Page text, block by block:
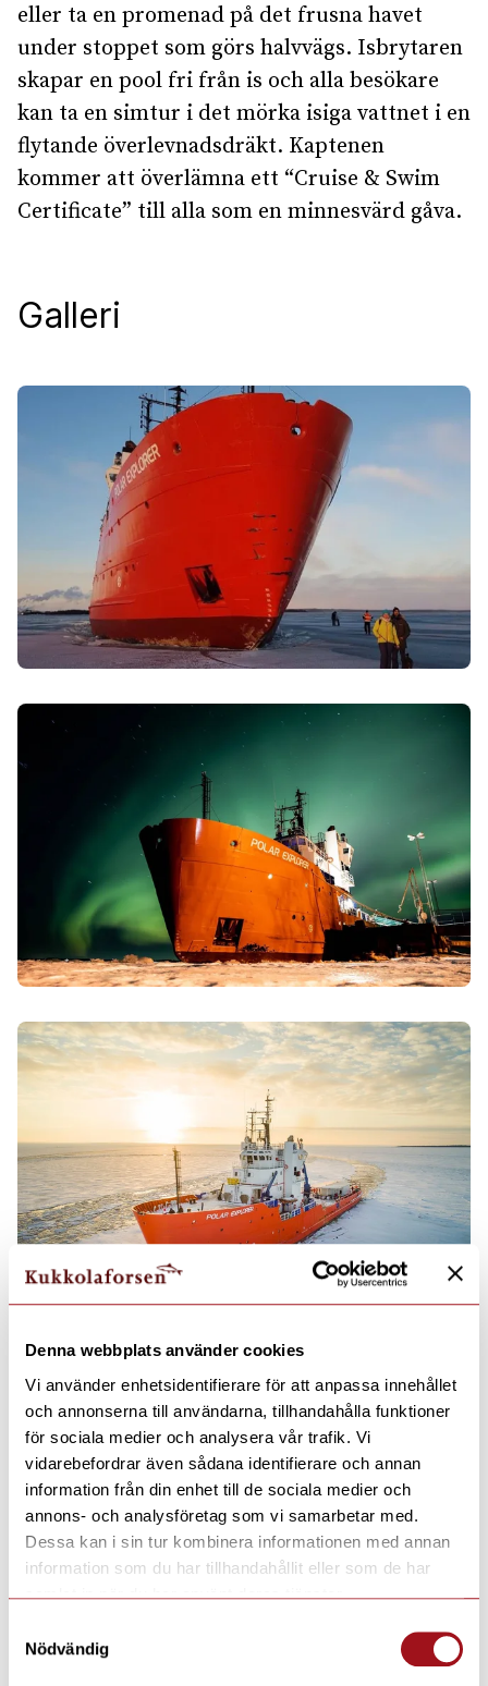
Denna webbplats använder cookies
Vi använder enhetsidentifierare för att anpassa innehållet
och annonserna till användarna, tillhandahålla funktioner
för sociala medier och analysera vår trafik. Vi
vidarebefordrar även sådana identifierare och annan
information från din enhet till de sociala medier och
annons- och analysföretag som vi samarbetar med.
Dessa kan i sin tur kombinera informationen med annan
information som du har tillhandahållit eller som de har
samlat in när du har använt deras tjänster.
Nödvändig
eller ta en promenad på det frusna havet
under stoppet som görs halvvägs. Isbrytaren
skapar en pool fri från is och alla besökare
kan ta en simtur i det mörka isiga vattnet i en
flytande överlevnadsdräkt. Kaptenen
kommer att överlämna ett “Cruise & Swim
Certificate” till alla som en minnesvärd gåva.
Galleri